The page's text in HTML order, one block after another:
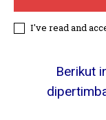
I've read and
Berikut